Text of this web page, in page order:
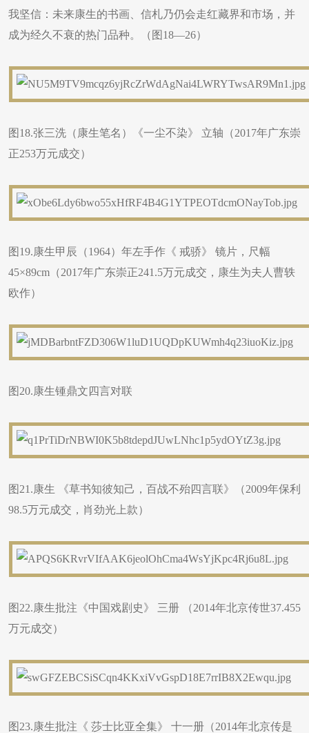
我坚信：未来康生的书画、信札乃仍会走红藏界和市场，并
成为经久不衰的热门品种。（图18—26）
图18.张三洗（康生笔名）《一尘不染》 立轴（2017年广东崇
正253万元成交）
图19.康生甲辰（1964）年左手作《 戒骄》 镜片，尺幅
45×89cm（2017年广东崇正241.5万元成交，康生为夫人曹轶
欧作）
图20.康生锺鼎文四言对联
图21.康生 《草书知彼知己，百战不殆四言联》（2009年保利
98.5万元成交，肖劲光上款）
图22.康生批注《中国戏剧史》 三册 （2014年北京传世37.455
万元成交）
图23.康生批注《 莎士比亚全集》 十一册（2014年北京传是